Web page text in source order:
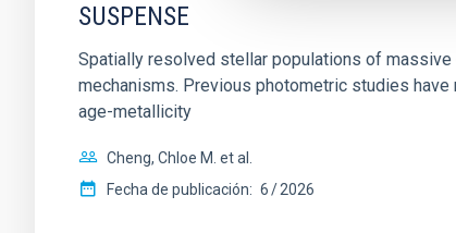
SUSPENSE
Spatially resolved stellar populations of
mechanisms. Previous photometric studies
age-metallicity
Cheng, Chloe M. et al.
Fecha de publicación: 6 2026